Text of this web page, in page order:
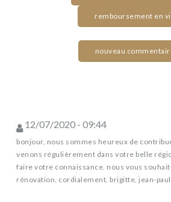
remboursement en
nouveau
12/07/2020 - 09:44
bonjour, nous sommes heureux de
venons régulièrement dans votre belle
faire votre connaissance. nous vous
rénovation. cordialement. brigitte, jean-